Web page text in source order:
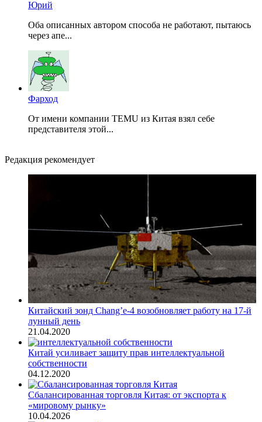
Юрий
Оба описанных автором способа не работают, пытаюсь
через апе...
Фарход
От имени компании TEMU из Китая взял себе
представителя этой...
Редакция рекомендует
Китайский зонд Chang’e-4 возобновляет работу на 17-й
лунный день
21.04.2020
Китай усиливает защиту прав интеллектуальной
собственности
04.12.2020
Сбалансированная торговля Китая: от экспорта к
«мировому рынку»
10.04.2026